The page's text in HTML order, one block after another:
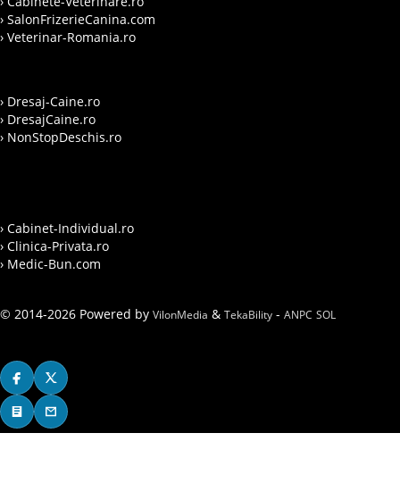
› SalonFrizerieCanina.com
› Veterinar-Romania.ro
› Dresaj-Caine.ro
› DresajCaine.ro
› NonStopDeschis.ro
› Cabinet-Individual.ro
› Clinica-Privata.ro
› Medic-Bun.com
© 2014-2026 Powered by VilonMedia & TekaBility - ANPC SOL